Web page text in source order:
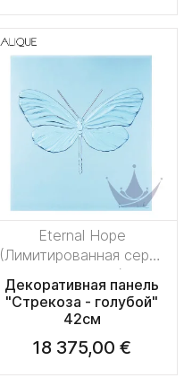
Eternal Hope
(Лимитированная серия
на 50 пред.)
Декоративная панель
"Стрекоза - голубой"
42см
18 375,00 €